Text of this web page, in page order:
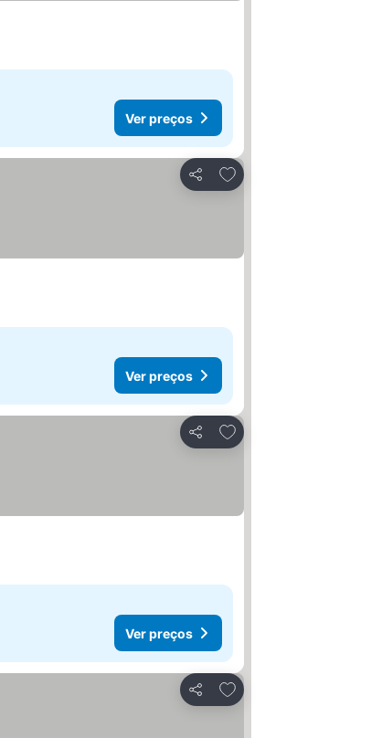
Ver preços
Partilhar
Adicionar aos favoritos
Ver preços
Partilhar
Adicionar aos favoritos
Ver preços
Partilhar
Adicionar aos favoritos